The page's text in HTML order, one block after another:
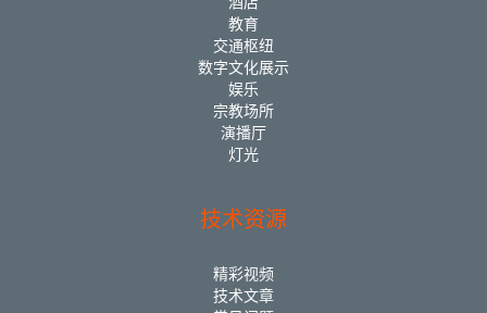
教育
交通枢纽
数字文化展示
娱乐
宗教场所
演播厅
灯光
技术资源
精彩视频
技术文章